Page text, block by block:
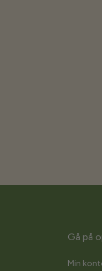
Gå på
Min